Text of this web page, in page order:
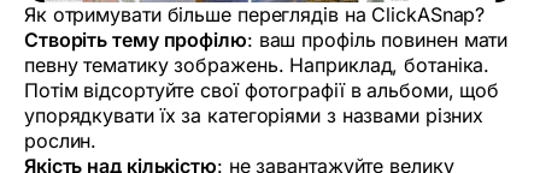
Як отримувати більше переглядів на ClickASnap?
Створіть тему профілю: ваш профіль повинен мати
певну тематику зображень. Наприклад, ботаніка.
Потім відсортуйте свої фотографії в альбоми, щоб
упорядкувати їх за категоріями з назвами різних
рослин.
Якість над кількістю: не завантажуйте велику